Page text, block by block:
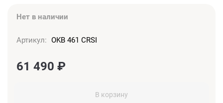
Нет в наличии
Артикул: OKB 461 CRSI
61 490 ₽
В корзину